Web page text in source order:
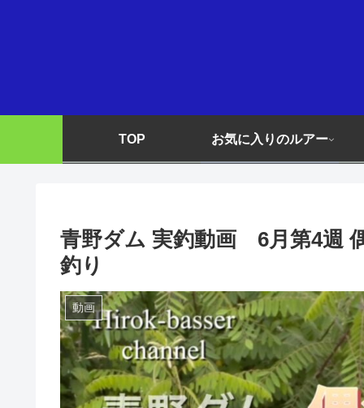
TOP お気に入りのルアー
青野ダム 実釣動画 6月第4週
釣り
動画